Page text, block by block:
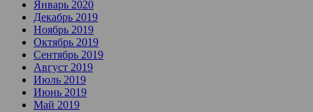
Январь 2020
Декабрь 2019
Ноябрь 2019
Октябрь 2019
Сентябрь 2019
Август 2019
Июль 2019
Июнь 2019
Май 2019